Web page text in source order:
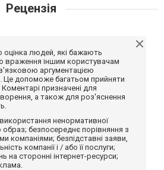
Рецензія
оцінка людей, які бажають
враження іншим користувачам
аргументацією
Це допоможе багатьом прийняти
призначені для
а також для роз'яснення
використання ненормативної
образ; безпосереднє порівняння з
компаніями; безпідставні заяви,
компанії і / або її послуги;
на сторонні інтернет-ресурси;